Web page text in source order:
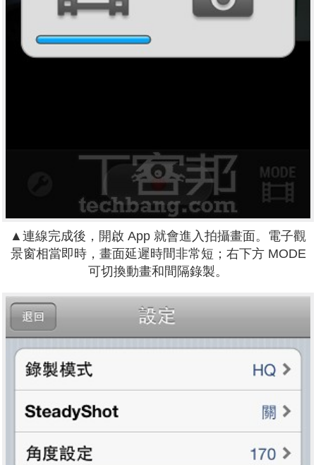
▲連線完成後，開啟 App 就會進入拍攝畫面。電子觀
景窗相當即時，畫面延遲時間非常短；右下方 MODE
可切換動畫和間隔錄製。